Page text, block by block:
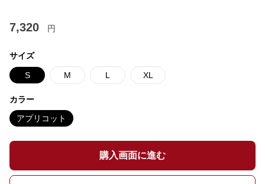
7,320 円
サイズ
S M L XL
カラー
アプリコット
購入画面に進む